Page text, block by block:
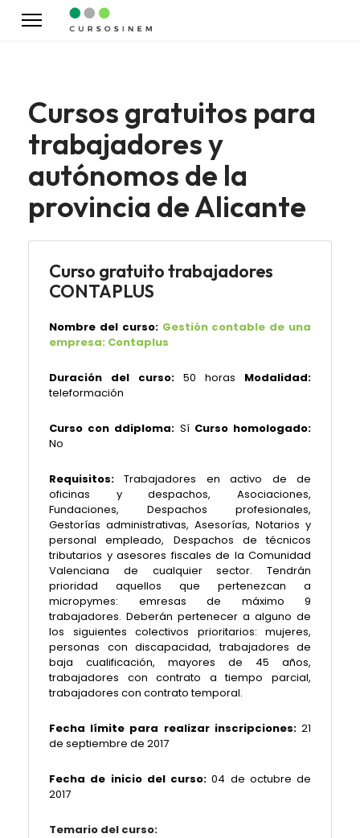
Cursos gratuitos para
trabajadores y
autónomos de la
provincia de Alicante
Curso gratuito trabajadores
CONTAPLUS
Nombre del curso: Gestión contable de una
empresa: Contaplus
Duración del curso: 50 horas Modalidad:
teleformación
Curso con ddiploma: Sí Curso homologado:
No
Requisitos:Trabajadores en activo de de
oficinas y despachos, Asociaciones,
Fundaciones, Despachos profesionales,
Gestorías administrativas, Asesorías, Notarios y
personal empleado, Despachos de técnicos
tributarios y asesores fiscales de la Comunidad
Valenciana de cualquier sector. Tendrán
prioridad aquellos que pertenezcan a
micropymes: emresas de máximo 9
trabajadores. Deberán pertenecer a alguno de
los siguientes colectivos prioritarios: mujeres,
personas con discapacidad, trabajadores de
baja cualificación, mayores de 45 años,
trabajadores con contrato a tiempo parcial,
trabajadores con contrato temporal.
Fecha límite para realizar inscripciones:21
de septiembre de 2017
Fecha de inicio del curso: 04 de octubre de
2017
Temario del curso: